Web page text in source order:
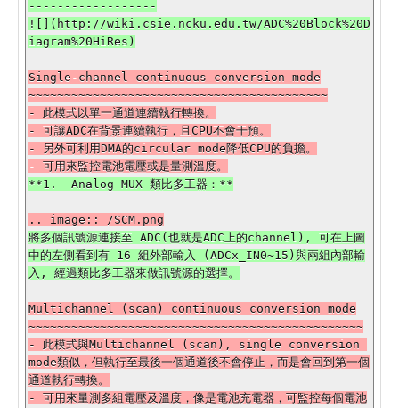
------------------
![](http://wiki.csie.ncku.edu.tw/ADC%20Block%20D
Single-channel continuous conversion mode
~~~~~~~~~~~~~~~~~~~~~~~~~~~~~~~~~~~~~~~~~~
- 此模式以單一通道連續執行轉換。
- 可讓ADC在背景連續執行，且CPU不會干預。
- 另外可利用DMA的circular mode降低CPU的負擔。
將多個訊號源連接至 ADC(也就是ADC上的channel), 可在上圖
中的左側看到有 16 組外部輸入 (ADCx_IN0~15)與兩組內部輸
Multichannel (scan) continuous conversion mode
~~~~~~~~~~~~~~~~~~~~~~~~~~~~~~~~~~~~~~~~~~~~~~~
- 此模式與Multichannel (scan), single conversion
mode類似，但執行至最後一個通道後不會停止，而是會回到第一個
通道執行轉換。
- 可用來量測多組電壓及溫度，像是電池充電器，可監控每個電池